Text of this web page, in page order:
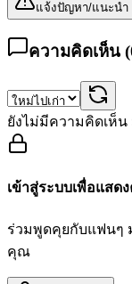
แจ้งปัญหา/แนะนำ
ความคิดเห็น (
ยังไม่มีความคิดเห็
เข้าสู่ระบบเพื่อแสด
ร่วมพูดคุยกับแฟนๆ
คุณ